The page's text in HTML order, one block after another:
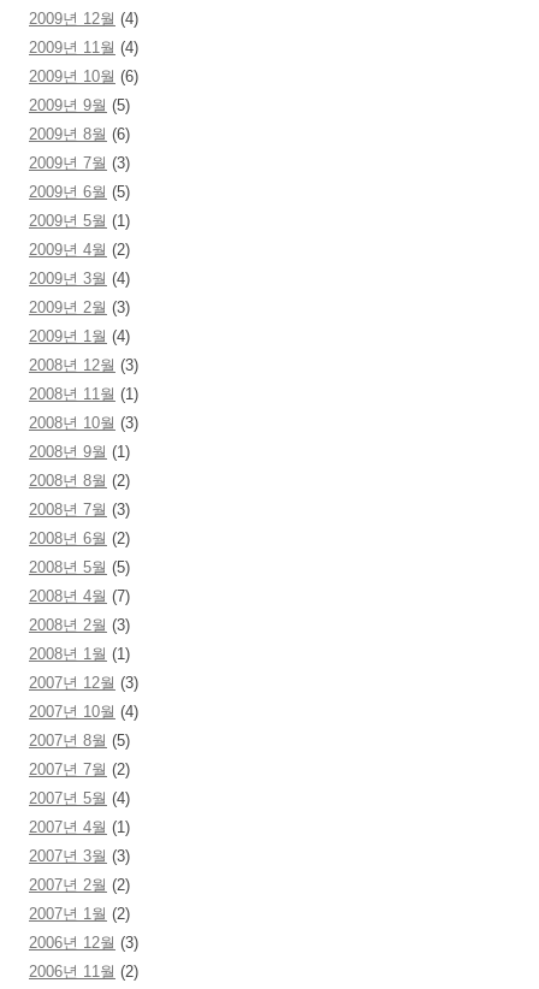
2009년 12월 (4)
2009년 11월 (4)
2009년 10월 (6)
2009년 9월 (5)
2009년 8월 (6)
2009년 7월 (3)
2009년 6월 (5)
2009년 5월 (1)
2009년 4월 (2)
2009년 3월 (4)
2009년 2월 (3)
2009년 1월 (4)
2008년 12월 (3)
2008년 11월 (1)
2008년 10월 (3)
2008년 9월 (1)
2008년 8월 (2)
2008년 7월 (3)
2008년 6월 (2)
2008년 5월 (5)
2008년 4월 (7)
2008년 2월 (3)
2008년 1월 (1)
2007년 12월 (3)
2007년 10월 (4)
2007년 8월 (5)
2007년 7월 (2)
2007년 5월 (4)
2007년 4월 (1)
2007년 3월 (3)
2007년 2월 (2)
2007년 1월 (2)
2006년 12월 (3)
2006년 11월 (2)